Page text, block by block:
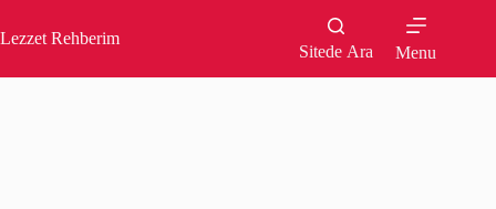
to
content
Lezzet Rehberim
Sitede Ara Menu